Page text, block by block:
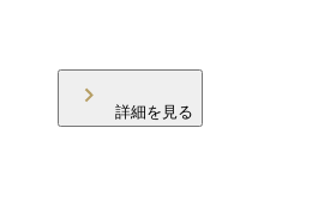
詳細を見る